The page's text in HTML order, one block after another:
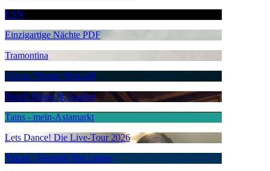
ESN
Einzigartige Nächte PDF
Tramontina
Circus-Theater Roncalli
Bosch Home & Garden
Tains - mein-Asiamarkt
Lets Dance! Die Live-Tour 2026
Yakari - Freunde fürs Leben